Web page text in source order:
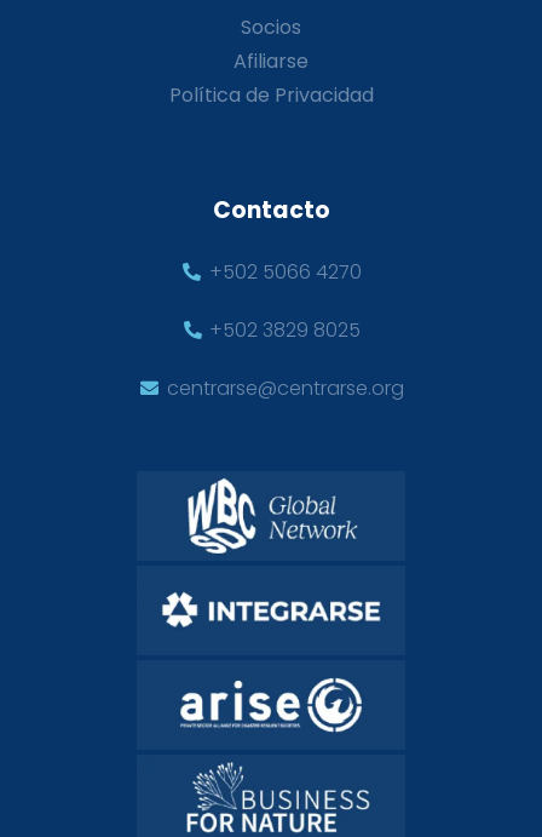
Socios
Afiliarse
Política de Privacidad
Contacto
+502 5066 4270
+502 3829 8025
centrarse@centrarse.org